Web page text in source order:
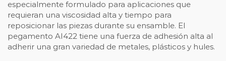
especialmente formulado para aplicaciones que
requieran una viscosidad alta y tiempo para
reposicionar las piezas durante su ensamble. El
pegamento AI422 tiene una fuerza de adhesión alta al
adherir una gran variedad de metales, plásticos y hules.